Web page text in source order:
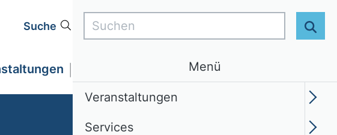
Suche Login DE
Themen Verband
Suchen
Menü
Veranstaltungen
Services